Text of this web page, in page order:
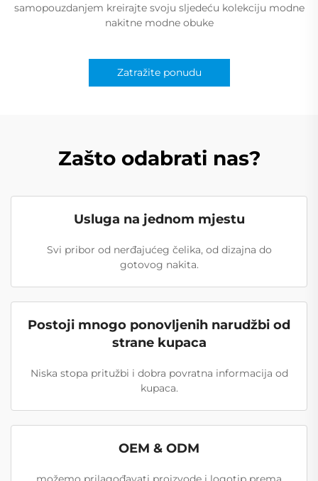
samopouzdanjem kreirajte svoju sljedeću kolekciju modne
nakitne modne obuke
Zatražite ponudu
Zašto odabrati nas?
Usluga na jednom mjestu
Svi pribor od nerđajućeg čelika, od dizajna do
gotovog nakita.
Postoji mnogo ponovljenih narudžbi od
strane kupaca
Niska stopa pritužbi i dobra povratna informacija od
kupaca.
OEM & ODM